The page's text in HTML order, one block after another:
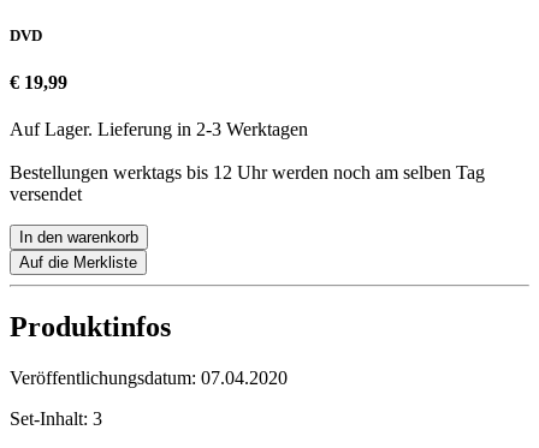
DVD
€ 19,99
Auf Lager. Lieferung in 2-3 Werktagen
Bestellungen werktags bis 12 Uhr werden noch am selben Tag
versendet
In den warenkorb
Auf die Merkliste
Produktinfos
Veröffentlichungsdatum: 07.04.2020
Set-Inhalt: 3